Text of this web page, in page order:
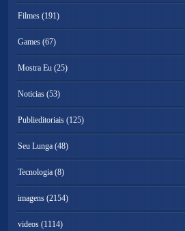
Filmes (191)
Games (67)
Mostra Eu (25)
Noticias (53)
Publieditoriais (125)
Seu Lunga (48)
Tecnologia (8)
imagens (2154)
videos (1114)